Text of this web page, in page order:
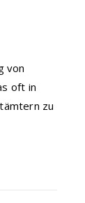
von
oft in
zu